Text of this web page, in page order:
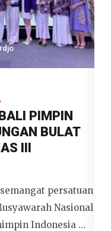
PIMPIN
BULAT
III
persatuan
Nasional
Indonesia …